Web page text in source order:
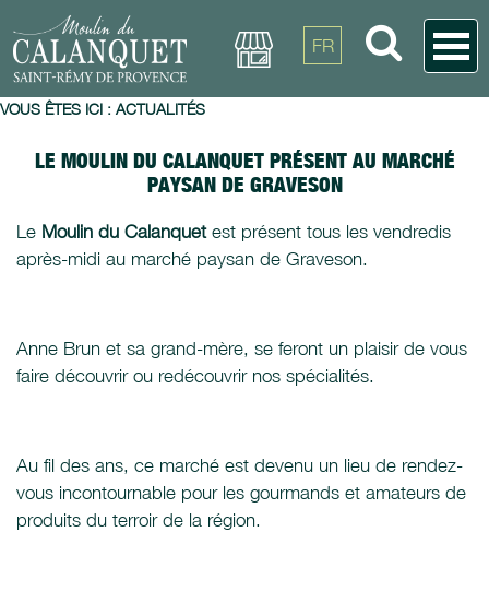
FR
VOUS ÊTES ICI : ACTUALITÉS
LE MOULIN DU CALANQUET PRÉSENT AU MARCHÉ
PAYSAN DE GRAVESON
Le Moulin du Calanquetest présent tous les vendredis
après-midi au marché paysan de Graveson.
Anne Brun et sa grand-mère, se feront un plaisir de vous
faire découvrir ou redécouvrir nos spécialités.
Au fil des ans, ce marché est devenu un lieu de rendez-
vous incontournable pour les gourmands et amateurs de
produits du terroir de la région.